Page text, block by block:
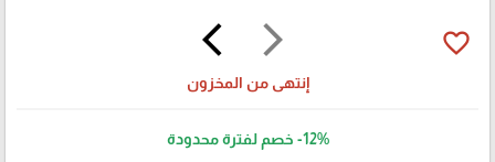
arrow_forward_ios
arrow_back_ios favorite_border
إنتهى من المخزون
-12% خصم لفترة محدودة